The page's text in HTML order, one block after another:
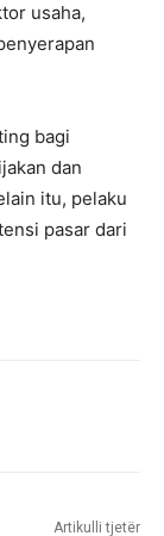
usaha,
bagi
dan
itu, pelaku
pasar dari
Artikulli tjetër